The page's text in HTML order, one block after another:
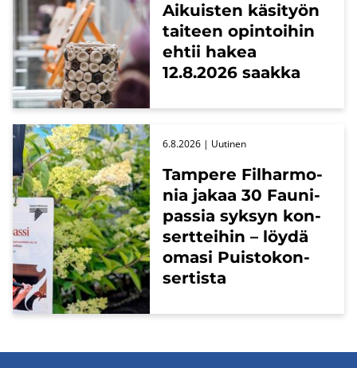
Ai­kuis­ten kä­si­työn
tai­teen opin­toi­hin
ehtii hakea
12.8.2026 saak­ka
Tam­pe­re Fil­har­mo­
nia jakaa 30 Fau­ni­
pas­sia syk­syn kon­
sert­tei­hin – löydä
omasi Puis­to­kon­
ser­tis­ta
6.8.2026 | Uu­ti­nen